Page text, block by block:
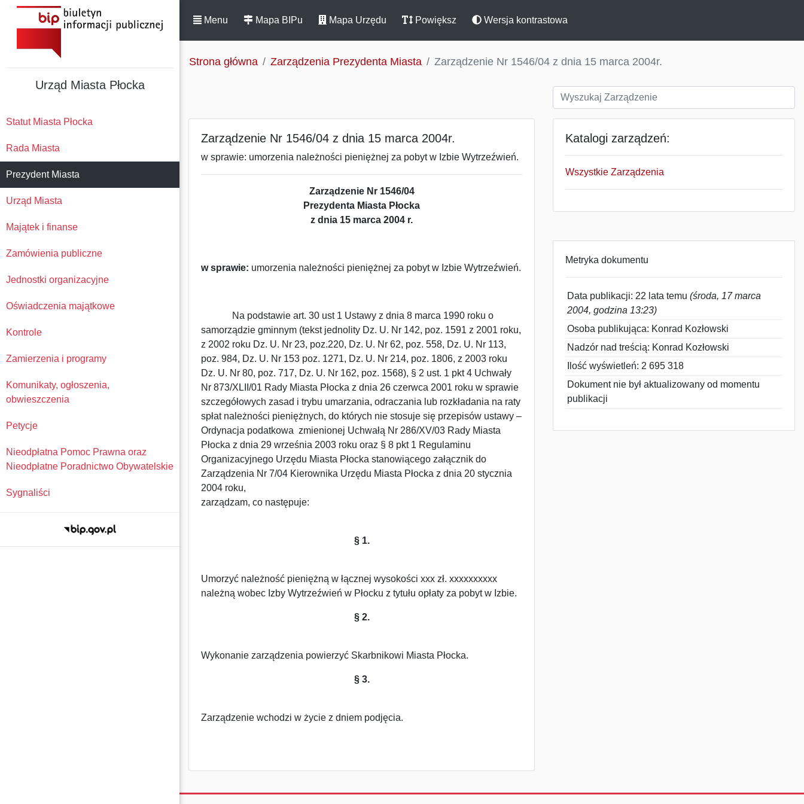
Urząd Miasta Płocka
Statut Miasta Płocka
Rada Miasta
Prezydent Miasta
Urząd Miasta
Majątek i finanse
Zamówienia publiczne
Jednostki organizacyjne
Oświadczenia majątkowe
Kontrole
Zamierzenia i programy
Komunikaty, ogłoszenia,
obwieszczenia
Petycje
Nieodpłatna Pomoc Prawna oraz
Nieodpłatne Poradnictwo Obywatelskie
Sygnaliści
Menu Mapa BIPu Mapa Urzędu Powiększ Wersja kontrastowa
Strona główna Zarządzenia Prezydenta Miasta Zarządzenie Nr 1546/04 z dnia 15 marca 2004r.
Zarządzenie Nr 1546/04 z dnia 15 marca 2004r.
w sprawie: umorzenia należności pieniężnej za pobyt w Izbie Wytrzeźwień.
Zarządzenie Nr 1546/04
Prezydenta Miasta Płocka
z dnia 15 marca 2004 r.
w sprawie: umorzenia należności pieniężnej za pobyt w Izbie Wytrzeźwień.
Na podstawie art. 30 ust 1 Ustawy z dnia 8 marca 1990 roku o
samorządzie gminnym (tekst jednolity Dz. U. Nr 142, poz. 1591 z 2001 roku,
z 2002 roku Dz. U. Nr 23, poz.220, Dz. U. Nr 62, poz. 558, Dz. U. Nr 113,
poz. 984, Dz. U. Nr 153 poz. 1271, Dz. U. Nr 214, poz. 1806, z 2003 roku
Dz. U. Nr 80, poz. 717, Dz. U. Nr 162, poz. 1568), § 2 ust. 1 pkt 4 Uchwały
Nr 873/XLII/01 Rady Miasta Płocka z dnia 26 czerwca 2001 roku w sprawie
szczegółowych zasad i trybu umarzania, odraczania lub rozkładania na raty
spłat należności pieniężnych, do których nie stosuje się przepisów ustawy –
Ordynacja podatkowa zmienionej Uchwałą Nr 286/XV/03 Rady Miasta
Płocka z dnia 29 września 2003 roku oraz § 8 pkt 1 Regulaminu
Organizacyjnego Urzędu Miasta Płocka stanowiącego załącznik do
Zarządzenia Nr 7/04 Kierownika Urzędu Miasta Płocka z dnia 20 stycznia
2004 roku,
zarządzam, co następuje:
§ 1.
Umorzyć należność pieniężną w łącznej wysokości xxx zł. xxxxxxxxxx
należną wobec Izby Wytrzeźwień w Płocku z tytułu opłaty za pobyt w Izbie.
§ 2.
Wykonanie zarządzenia powierzyć Skarbnikowi Miasta Płocka.
§ 3.
Zarządzenie wchodzi w życie z dniem podjęcia.
Katalogi zarządzeń:
Wszystkie Zarządzenia
Metryka dokumentu
Data publikacji: 22 lata temu (środa, 17 marca
2004, godzina 13:23)
Osoba publikująca: Konrad Kozłowski
Nadzór nad treścią: Konrad Kozłowski
Ilość wyświetleń: 2 695 318
Dokument nie był aktualizowany od momentu
publikacji